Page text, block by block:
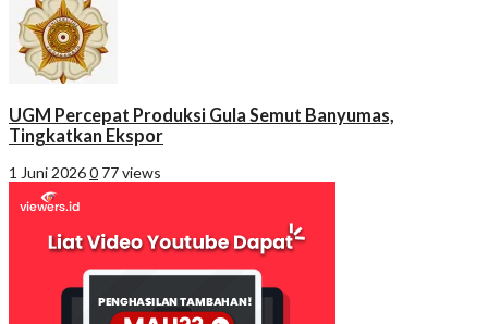
UGM Percepat Produksi Gula Semut Banyumas,
Tingkatkan Ekspor
1 Juni 20260 77 views